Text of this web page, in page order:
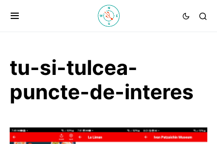
tu-si-tulcea-
puncte-de-interes